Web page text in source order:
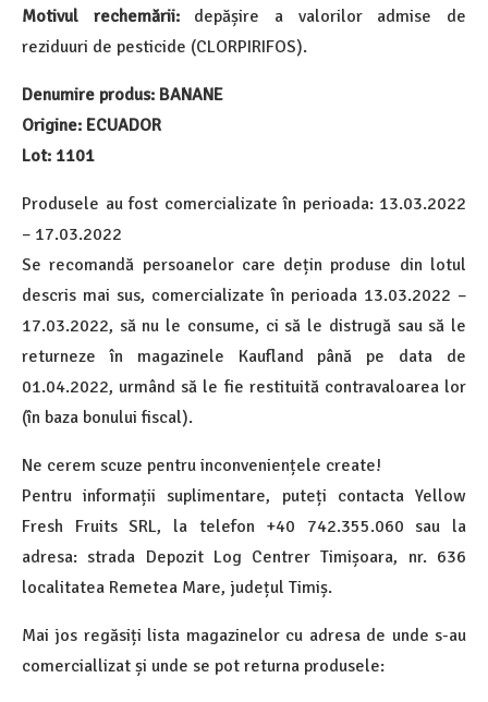
Motivul rechemării:depășire a valorilor admise de
reziduuri de pesticide (CLORPIRIFOS).
Denumire produs: BANANE
Origine: ECUADOR
Lot: 1101
Produsele au fost comercializate în perioada: 13.03.2022
– 17.03.2022
Se recomandă persoanelor care dețin produse din lotul
descris mai sus, comercializate în perioada 13.03.2022 –
17.03.2022, să nu le consume, ci să le distrugă sau să le
returneze în magazinele Kaufland până pe data de
01.04.2022, urmând să le fie restituită contravaloarea lor
(în baza bonului fiscal).
Ne cerem scuze pentru inconveniențele create!
Pentru informații suplimentare, puteți contacta Yellow
Fresh Fruits SRL, la telefon +40 742.355.060 sau la
adresa: strada Depozit Log Centrer Timișoara, nr. 636
localitatea Remetea Mare, județul Timiș.
Mai jos regăsiți lista magazinelor cu adresa de unde s-au
comerciallizat și unde se pot returna produsele: